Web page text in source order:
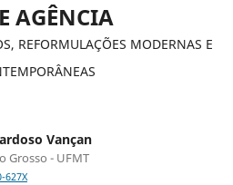
AGÊNCIA
REFORMULAÇÕES MODERNAS E
Vançan
Grosso - UFMT
627X